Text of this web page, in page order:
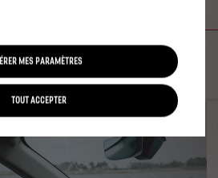
ÉLECTRIQUE
GÉRER MES PARAMÈTRES
TOUT ACCEPTER